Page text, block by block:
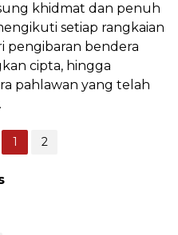
khidmat dan penuh
setiap rangkaian
bendera
cipta, hingga
pahlawan yang telah
1 2